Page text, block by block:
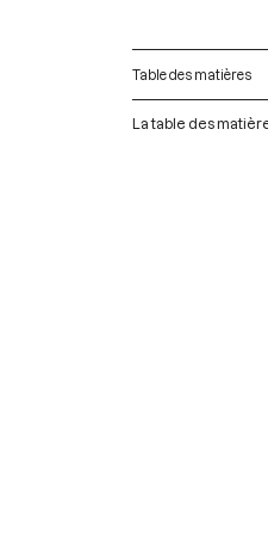
Table des matières
La table des